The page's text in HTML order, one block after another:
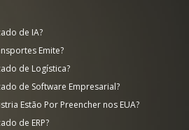
de IA?
Emite?
de Logística?
de Software Empresarial?
Estão Por Preencher nos EUA?
de ERP?